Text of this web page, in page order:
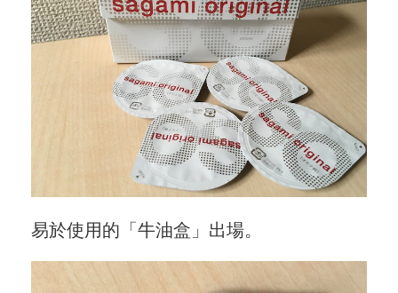
易於使用的「牛油盒」出場。